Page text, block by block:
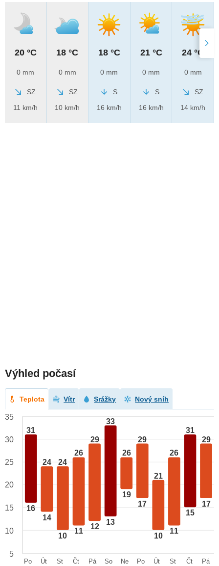
20 °C
0 mm
SZ
11 km/h
18 °C
0 mm
SZ
10 km/h
18 °C
0 mm
S
16 km/h
21 °C
0 mm
S
16 km/h
24 °C
0 mm
SZ
14 km/h
Výhled počasí
Teplota Vítr Srážky Nový sníh
31
16
24
14
24
10
26
11
29
12
33
13
26
19
29
17
21
10
26
11
31
15
29
17
35
30
25
20
15
10
5
Po
Út
St
Čt
Pá
So
Ne
Po
Út
St
Čt
Pá